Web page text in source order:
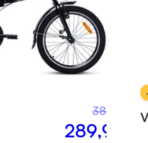
380,00 €
289,99 €